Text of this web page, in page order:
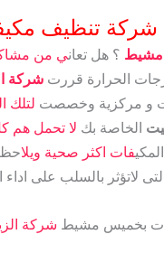
شركة تنظيف
مشيط ؟ هل تعاني من
الحرارة قررتشركة
و مركزية وخصصت لتلك
الخاصة بك لا تحمل هم
فات اكثر صحية ويلاحظ
لاتؤثر بالسلب على
بخميس مشيط شركة